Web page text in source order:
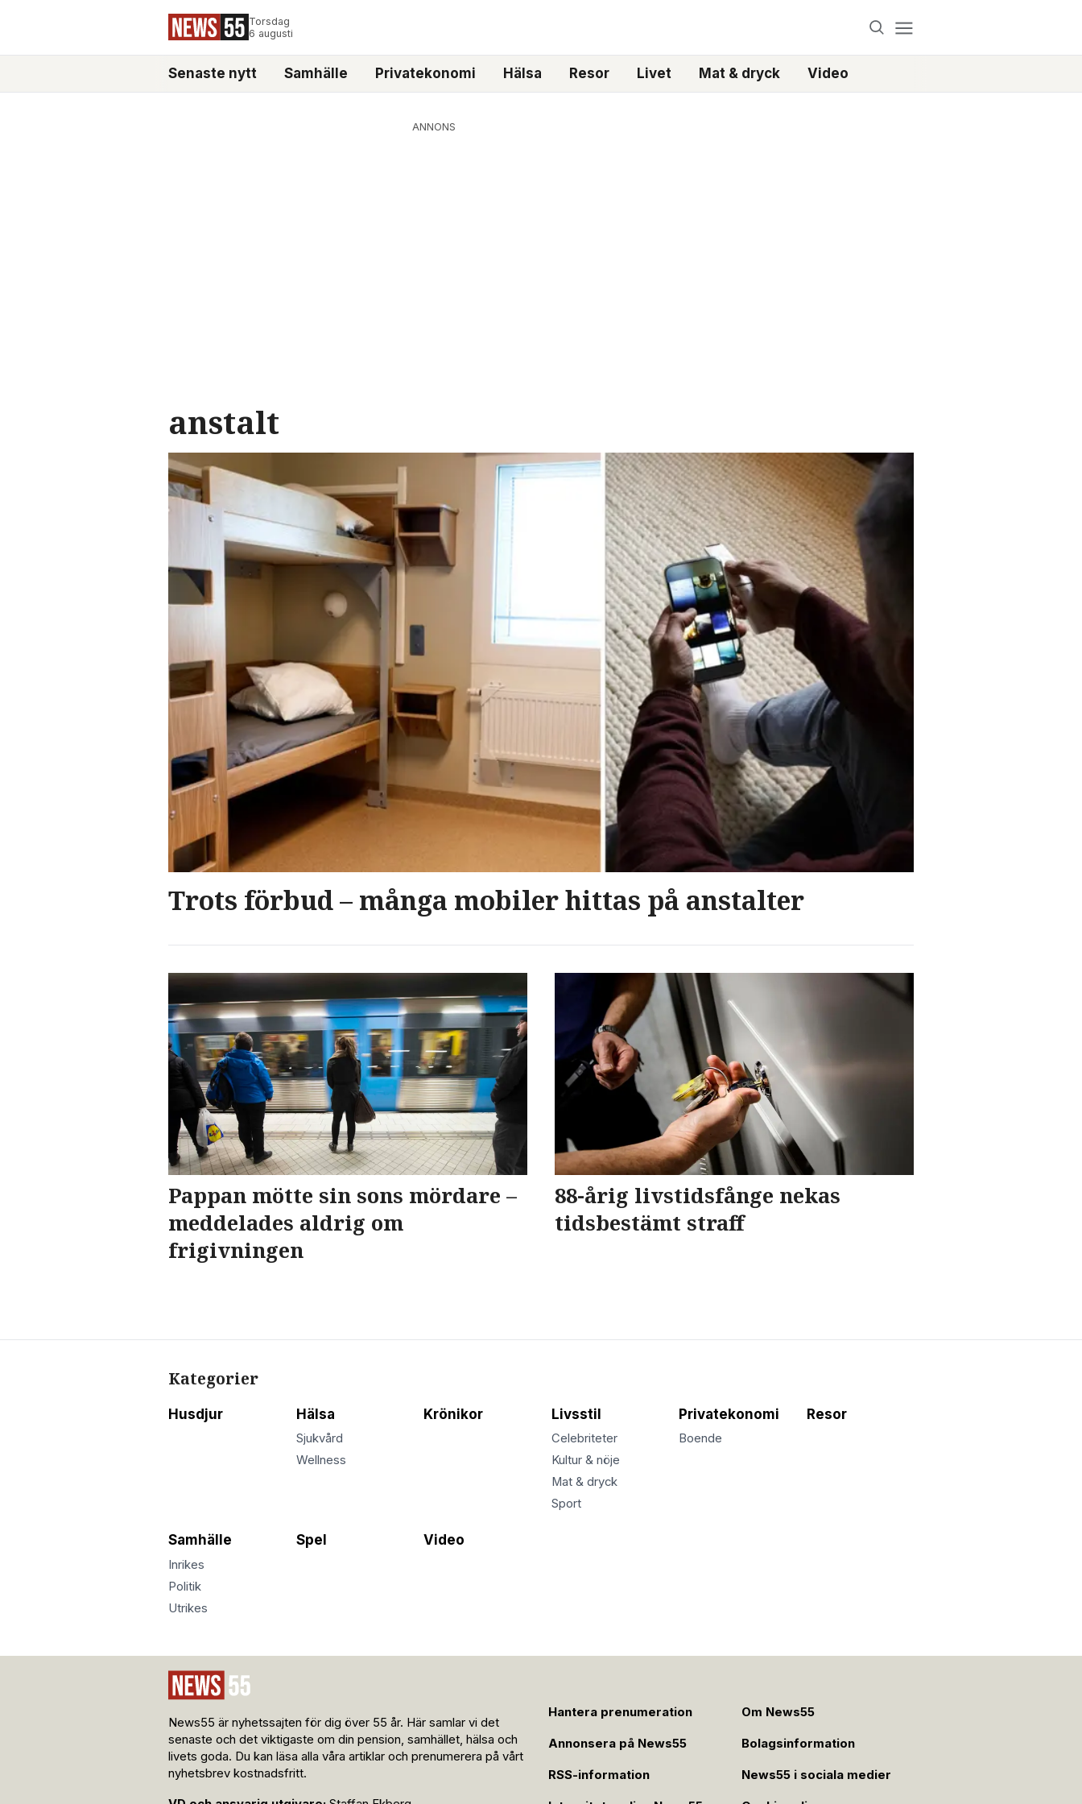
Torsdag
6 augusti
Senaste nytt Samhälle Privatekonomi Hälsa Resor Livet Mat & dryck Video
ANNONS
anstalt
Trots förbud – många mobiler hittas på anstalter
Pappan mötte sin sons mördare –
meddelades aldrig om
frigivningen
88-årig livstidsfånge nekas
tidsbestämt straff
Kategorier
Husdjur Hälsa
Sjukvård
Wellness
Krönikor Livsstil
Celebriteter
Kultur & nöje
Mat & dryck
Sport
Privatekonomi
Boende
Resor
Samhälle
Inrikes
Politik
Utrikes
Spel Video
News55 är nyhetssajten för dig över 55 år. Här samlar vi det
senaste och det viktigaste om din pension, samhället, hälsa och
livets goda. Du kan läsa alla våra artiklar och prenumerera på vårt
nyhetsbrev kostnadsfritt.
Hantera prenumeration Om News55
Annonsera på News55 Bolagsinformation
RSS-information News55 i sociala medier